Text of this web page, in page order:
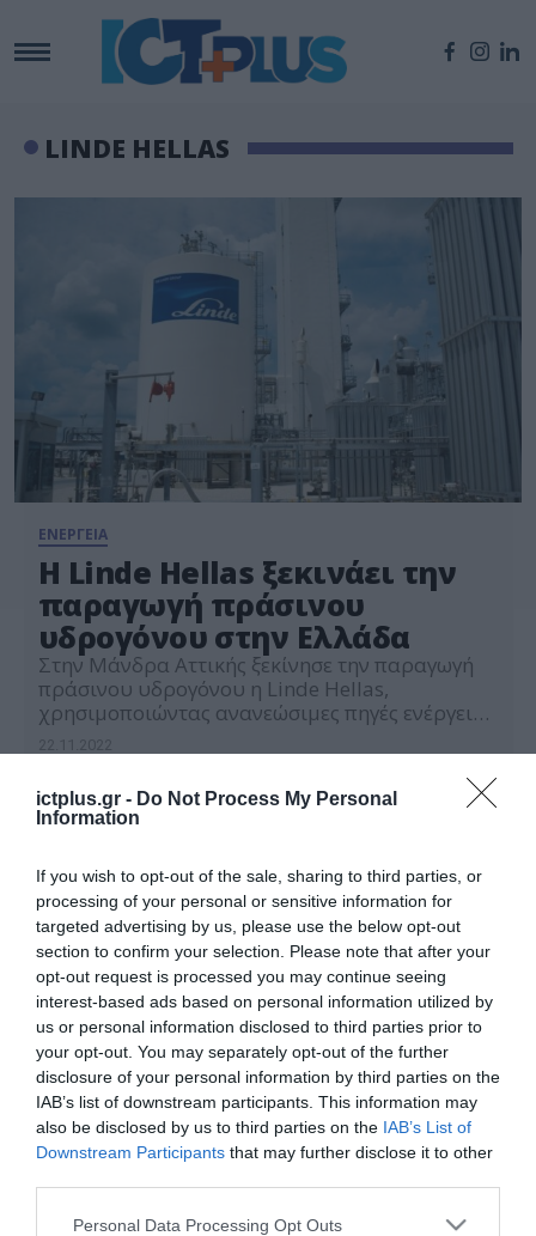
ictplus.gr - Do Not Process My Personal
Information
If you wish to opt-out of the sale, sharing to third parties, or
processing of your personal or sensitive information for
targeted advertising by us, please use the below opt-out
section to confirm your selection. Please note that after your
opt-out request is processed you may continue seeing
interest-based ads based on personal information utilized by
us or personal information disclosed to third parties prior to
your opt-out. You may separately opt-out of the further
disclosure of your personal information by third parties on the
IAB’s list of downstream participants. This information may
also be disclosed by us to third parties on the IAB’s List of
Downstream Participants that may further disclose it to other
Please note that this website/app uses one or more Google
Personal Data Processing Opt Outs
LINDE HELLAS
ΕΝΕΡΓΕΙΑ
H Linde Hellas ξεκινάει την
παραγωγή πράσινου
υδρογόνου στην Ελλάδα
Στην Μάνδρα Αττικής ξεκίνησε την παραγωγή
πράσινου υδρογόνου η Linde Hellas,
χρησιμοποιώντας ανανεώσιμες πηγές ενέργειας
εταιρεία έχει λάβει «Το πιστοποιητικό
παραγωγής πράσινου υδρογόνου» από την TÜV
SÜD. Το πράσινο υδρογόνο αποτελεί βασικό
παράγοντα για την ενεργειακή μετάβαση σε μια
για την επίτευξη του […]